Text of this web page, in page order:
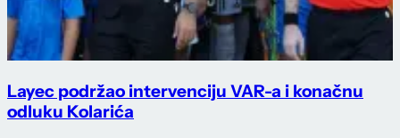
Layec podržao intervenciju VAR-a i konačnu
odluku Kolarića